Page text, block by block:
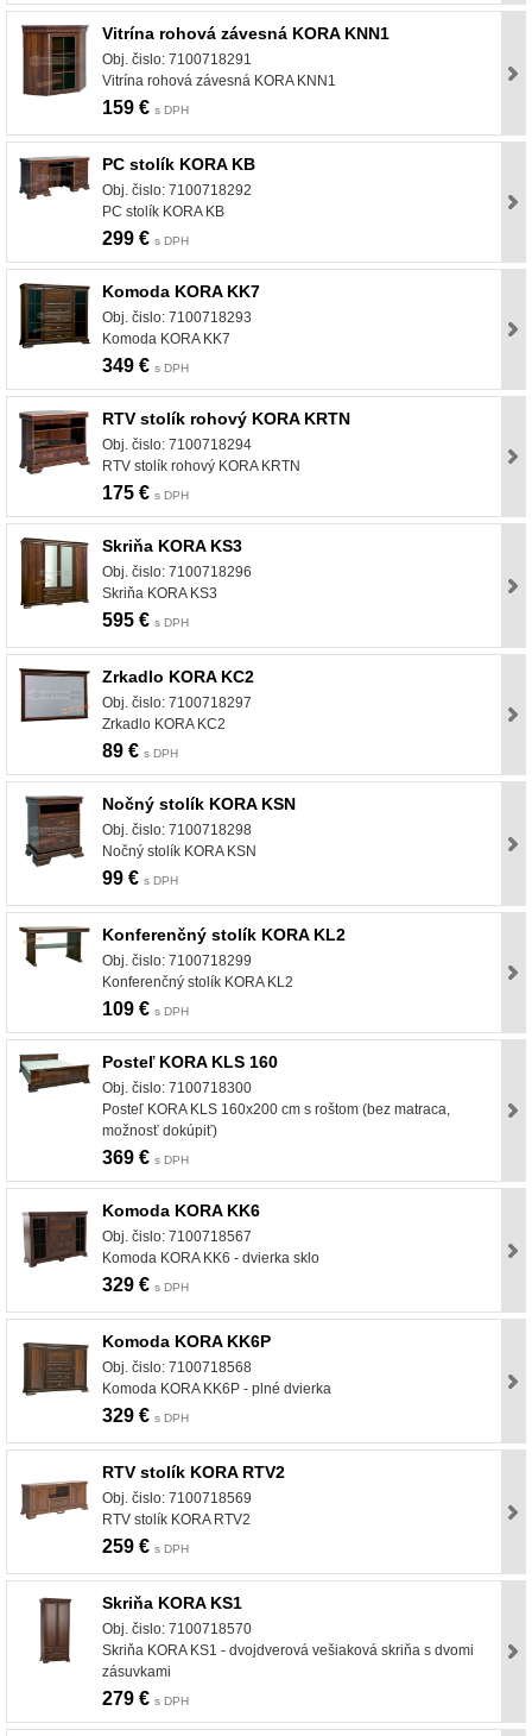
Vitrína rohová závesná KORA KNN1
Obj. čislo: 7100718291
Vitrína rohová závesná KORA KNN1
159 € s DPH
PC stolík KORA KB
Obj. čislo: 7100718292
PC stolík KORA KB
299 € s DPH
Komoda KORA KK7
Obj. čislo: 7100718293
Komoda KORA KK7
349 € s DPH
RTV stolík rohový KORA KRTN
Obj. čislo: 7100718294
RTV stolík rohový KORA KRTN
175 € s DPH
Skriňa KORA KS3
Obj. čislo: 7100718296
Skriňa KORA KS3
595 € s DPH
Zrkadlo KORA KC2
Obj. čislo: 7100718297
Zrkadlo KORA KC2
89 € s DPH
Nočný stolík KORA KSN
Obj. čislo: 7100718298
Nočný stolík KORA KSN
99 € s DPH
Konferenčný stolík KORA KL2
Obj. čislo: 7100718299
Konferenčný stolík KORA KL2
109 € s DPH
Posteľ KORA KLS 160
Obj. čislo: 7100718300
Posteľ KORA KLS 160x200 cm s roštom (bez matraca,
možnosť dokúpiť)
369 € s DPH
Komoda KORA KK6
Obj. čislo: 7100718567
Komoda KORA KK6 - dvierka sklo
329 € s DPH
Komoda KORA KK6P
Obj. čislo: 7100718568
Komoda KORA KK6P - plné dvierka
329 € s DPH
RTV stolík KORA RTV2
Obj. čislo: 7100718569
RTV stolík KORA RTV2
259 € s DPH
Skriňa KORA KS1
Obj. čislo: 7100718570
Skriňa KORA KS1 - dvojdverová vešiaková skriňa s dvomi
zásuvkami
279 € s DPH